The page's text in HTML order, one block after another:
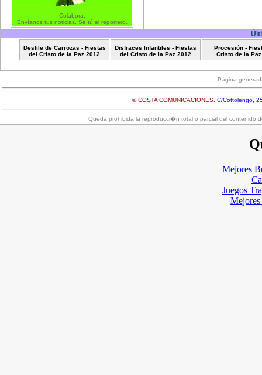
Colabora.
Envíanos tus noticias. Se tú el reportero.
Desfile de Carrozas - Fiestas
del Cristo de la Paz 2012
Disfraces Infantiles - Fiestas
del Cristo de la Paz 2012
Procesión -
Cristo de la
Página
© COSTA COMUNICACIONES. C/Cottolengo,
Queda prohibida la reproducci�n total o parcial del contenido
Mejores
Juegos